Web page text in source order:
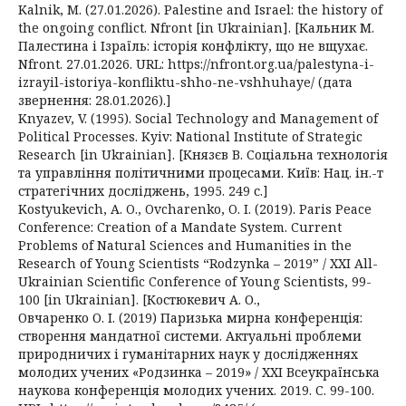
Kalnik, M. (27.01.2026). Palestine and Israel: the history of
the ongoing conflict. Nfront [in Ukrainian]. [Кальник М.
Палестина і Ізраїль: історія конфлікту, що не вщухає.
Nfront. 27.01.2026. URL: https://nfront.org.ua/palestyna-i-
izrayil-istoriya-konfliktu-shho-ne-vshhuhaye/ (дата
звернення: 28.01.2026).]
Knyazev, V. (1995). Social Technology and Management of
Political Processes. Kyiv: National Institute of Strategic
Research [in Ukrainian]. [Князєв В. Соціальна технологія
та управління політичними процесами. Київ: Нац. ін.-т
стратегічних досліджень, 1995. 249 с.]
Kostyukevich, A. O., Ovcharenko, O. I. (2019). Paris Peace
Conference: Creation of a Mandate System. Current
Problems of Natural Sciences and Humanities in the
Research of Young Scientists “Rodzynka – 2019” / XXI All-
Ukrainian Scientific Conference of Young Scientists, 99-
100 [in Ukrainian]. [Костюкевич А. О.,
Овчаренко О. І. (2019) Паризька мирна конференція:
створення мандатної системи. Актуальні проблеми
природничих і гуманітарних наук у дослідженнях
молодих учених «Родзинка – 2019» / ХХІ Всеукраїнська
наукова конференція молодих учених. 2019. С. 99-100.